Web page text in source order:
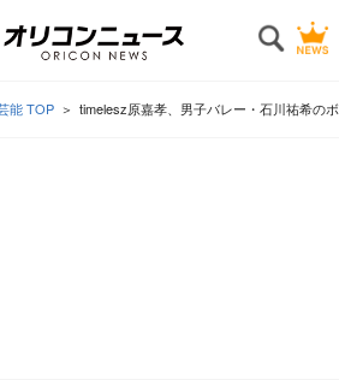
能 TOP timelesz原嘉孝、男子バレー・石川祐希の